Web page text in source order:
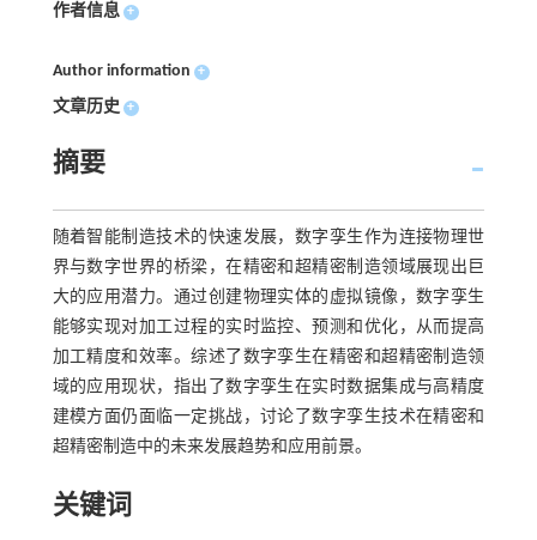
作者信息 +
Author information +
文章历史 +
摘要
随着智能制造技术的快速发展，数字孪生作为连接物理世
界与数字世界的桥梁，在精密和超精密制造领域展现出巨
大的应用潜力。通过创建物理实体的虚拟镜像，数字孪生
能够实现对加工过程的实时监控、预测和优化，从而提高
加工精度和效率。综述了数字孪生在精密和超精密制造领
域的应用现状，指出了数字孪生在实时数据集成与高精度
建模方面仍面临一定挑战，讨论了数字孪生技术在精密和
超精密制造中的未来发展趋势和应用前景。
关键词